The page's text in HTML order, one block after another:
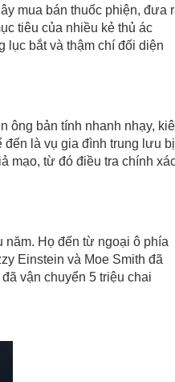
mua bán thuốc phiện, đưa
tiêu của nhiều kẻ thủ ác
lục bắt và thậm chí đối diện
ông bản tính nhanh nhạy,
đến là vụ gia đình trung lưu bị
mạo, từ đó điều tra chính
năm. Họ đến từ ngoại ô phía
Einstein và Moe Smith đã
vận chuyển 5 triệu chai